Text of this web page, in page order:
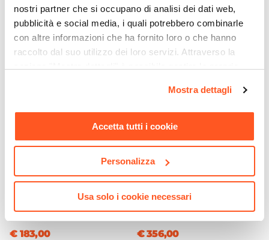
nostri partner che si occupano di analisi dei dati web,
pubblicità e social media, i quali potrebbero combinarle
con altre informazioni che ha fornito loro o che hanno
raccolto dal suo utilizzo dei loro servizi. Attraverso la
momento. Per maggiori informazioni si invita a leggere la
Mostra dettagli
Accetta tutti i cookie
Personalizza
Usa solo i cookie necessari
€ 27,00 € 97,00
Piantana h219 cm in
metallo nero e luci
orientabili
€ 183,00
CODICE:
Cassettiera 60x120 cm con 5
cassetti in legno di mango
€ 356,00